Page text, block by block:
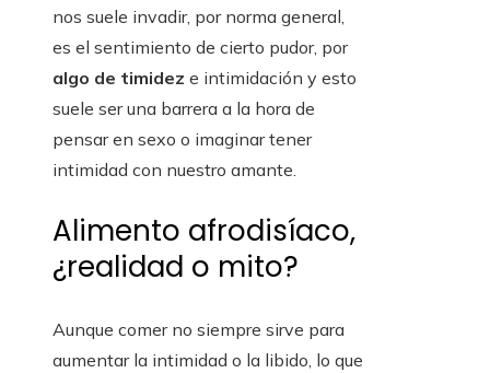
nos suele invadir, por norma general,
es el sentimiento de cierto pudor, por
algo de timidez e intimidación y esto
suele ser una barrera a la hora de
pensar en sexo o imaginar tener
intimidad con nuestro amante.
Alimento afrodisíaco,
¿realidad o mito?
Aunque comer no siempre sirve para
aumentar la intimidad o la libido, lo que